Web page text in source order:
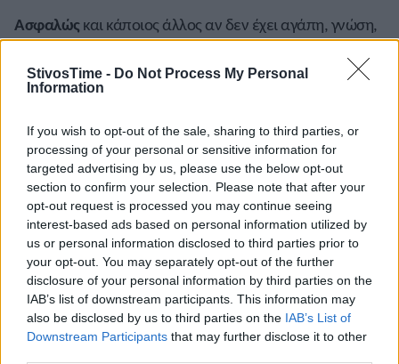
StivosTime - Do Not Process My Personal
Information
If you wish to opt-out of the sale, sharing to third parties, or
processing of your personal or sensitive information for
targeted advertising by us, please use the below opt-out
section to confirm your selection. Please note that after your
opt-out request is processed you may continue seeing
interest-based ads based on personal information utilized by
us or personal information disclosed to third parties prior to
your opt-out. You may separately opt-out of the further
disclosure of your personal information by third parties on the
IAB’s list of downstream participants. This information may
also be disclosed by us to third parties on the IAB’s List of
Downstream Participants that may further disclose it to other
Ασφαλώςκαι κάποιος άλλος αν δεν έχει αγάπη, γνώση,
αίσθηση- αντίληψη του πραγματικού αθλητισμού και
των προσώπων που τον παράγουν (δηλ. αθλητών &
προπονητών) δεν μπορεί να πετύχει μόνο με τη γνώση ή
Η συγκρότηση λοιπόν κάθε προσώπου( χαρακτήρας,
προσωπικότητα, κοινωνικότητα) οι γνώσεις/μόρφωση, οι
γενικότερες εμπειρίες του στη ζωή, η ικανότητα να
χειρίζεται πρόσωπα & θέματα διαφορετικής φύσεως
(οργανωτικά, εργασιακά, νομικά, οικονομικά κ.α.), η
δυνατότητά του να μελετά και να αντιλαμβάνεται τις
εξελίξεις στον αθλητισμό και στην κοινωνία είναι τα
βασικά στοιχεία για να σταθεί κάποιος με επιτυχία στη
διοίκηση ενός φορέα του αθλητισμού! Από το πιο απλό
σωματείο μιας παραμεθόριας κωμόπολης έως την ΕΟΕ…